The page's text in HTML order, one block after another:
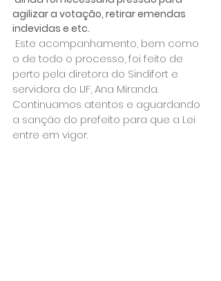
agilizar a votação, retirar emendas
indevidas e etc.
o de todo o processo, foi feito de
perto pela diretora do Sindifort e
servidora do IJF, Ana Miranda.
Continuamos atentos e aguardando
a sanção do prefeito para que a Lei
entre em vigor.